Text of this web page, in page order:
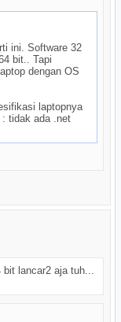
ini. Software 32
bit.. Tapi
dengan OS
laptopnya
tidak ada .net
bit lancar2 aja tuh...